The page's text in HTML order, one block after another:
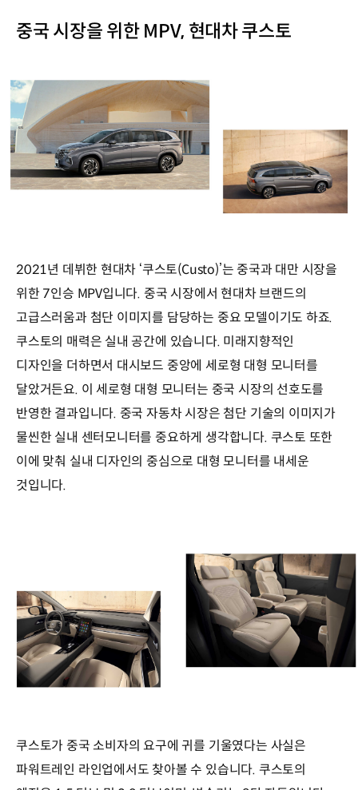
중국 시장을 위한 MPV, 현대차 쿠스토
2021년 데뷔한 현대차 ‘쿠스토(Custo)’는 중국과 대만 시장을
위한 7인승 MPV입니다. 중국 시장에서 현대차 브랜드의
고급스러움과 첨단 이미지를 담당하는 중요 모델이기도 하죠.
쿠스토의 매력은 실내 공간에 있습니다. 미래지향적인
디자인을 더하면서 대시보드 중앙에 세로형 대형 모니터를
달았거든요. 이 세로형 대형 모니터는 중국 시장의 선호도를
반영한 결과입니다. 중국 자동차 시장은 첨단 기술의 이미지가
물씬한 실내 센터모니터를 중요하게 생각합니다. 쿠스토 또한
이에 맞춰 실내 디자인의 중심으로 대형 모니터를 내세운
것입니다.
쿠스토가 중국 소비자의 요구에 귀를 기울였다는 사실은
파워트레인 라인업에서도 찾아볼 수 있습니다. 쿠스토의